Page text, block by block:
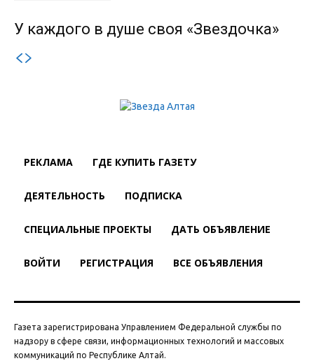
У каждого в душе своя «Звездочка»
РЕКЛАМА ГДЕ КУПИТЬ ГАЗЕТУ
ДЕЯТЕЛЬНОСТЬ ПОДПИСКА
СПЕЦИАЛЬНЫЕ ПРОЕКТЫ ДАТЬ ОБЪЯВЛЕНИЕ
ВОЙТИ РЕГИСТРАЦИЯ ВСЕ ОБЪЯВЛЕНИЯ
Газета зарегистрирована Управлением Федеральной службы по
надзору в сфере связи, информационных технологий и массовых
коммуникаций по Республике Алтай.